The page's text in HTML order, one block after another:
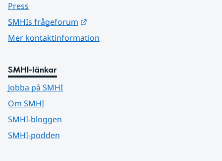
Press
SMHIs frågeforum
Mer kontaktinformation
SMHI-länkar
Jobba på SMHI
Om SMHI
SMHI-bloggen
SMHI-podden